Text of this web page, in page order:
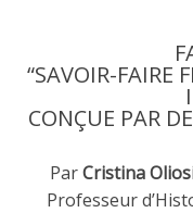
“SAVOIR-FAIRE
CONÇUE PAR
ParCristina
Professeur